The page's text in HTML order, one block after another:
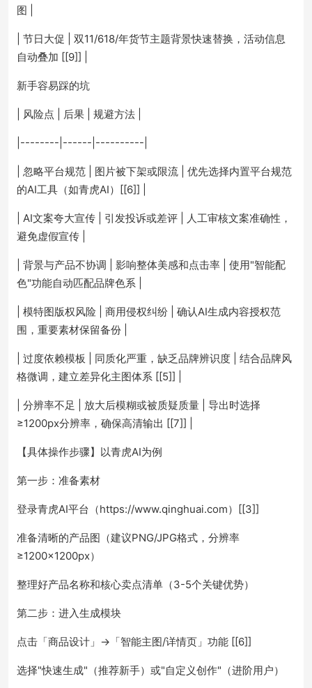
图 |
| 节日大促 | 双11/618/年货节主题背景快速替换，活动信息
自动叠加 [[9]] |
新手容易踩的坑
| 风险点 | 后果 | 规避方法 |
|--------|------|----------|
| 忽略平台规范 | 图片被下架或限流 | 优先选择内置平台规范
的AI工具（如青虎AI）[[6]] |
| AI文案夸大宣传 | 引发投诉或差评 | 人工审核文案准确性，
避免虚假宣传 |
| 背景与产品不协调 | 影响整体美感和点击率 | 使用"智能配
色"功能自动匹配品牌色系 |
| 模特图版权风险 | 商用侵权纠纷 | 确认AI生成内容授权范
围，重要素材保留备份 |
| 过度依赖模板 | 同质化严重，缺乏品牌辨识度 | 结合品牌风
格微调，建立差异化主图体系 [[5]] |
| 分辨率不足 | 放大后模糊或被质疑质量 | 导出时选择
≥1200px分辨率，确保高清输出 [[7]] |
【具体操作步骤】以青虎AI为例
第一步：准备素材
登录青虎AI平台（https://www.qinghuai.com）[[3]]
准备清晰的产品图（建议PNG/JPG格式，分辨率
≥1200×1200px）
整理好产品名称和核心卖点清单（3-5个关键优势）
第二步：进入生成模块
点击「商品设计」→「智能主图/详情页」功能 [[6]]
选择"快速生成"（推荐新手）或"自定义创作"（进阶用户）